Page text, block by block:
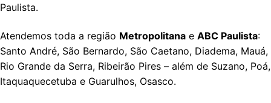
Paulista.
Atendemos toda a região Metropolitana e ABC Paulista:
Santo André, São Bernardo, São Caetano, Diadema, Mauá,
Rio Grande da Serra, Ribeirão Pires – além de Suzano, Poá,
Itaquaquecetuba e Guarulhos, Osasco.